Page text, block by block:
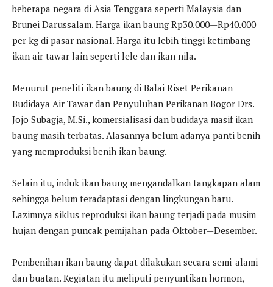
beberapa negara di Asia Tenggara seperti Malaysia dan
Brunei Darussalam. Harga ikan baung Rp30.000—Rp40.000
per kg di pasar nasional. Harga itu lebih tinggi ketimbang
ikan air tawar lain seperti lele dan ikan nila.
Menurut peneliti ikan baung di Balai Riset Perikanan
Budidaya Air Tawar dan Penyuluhan Perikanan Bogor Drs.
Jojo Subagja, M.Si., komersialisasi dan budidaya masif ikan
baung masih terbatas. Alasannya belum adanya panti benih
yang memproduksi benih ikan baung.
Selain itu, induk ikan baung mengandalkan tangkapan alam
sehingga belum teradaptasi dengan lingkungan baru.
Lazimnya siklus reproduksi ikan baung terjadi pada musim
hujan dengan puncak pemijahan pada Oktober—Desember.
Pembenihan ikan baung dapat dilakukan secara semi-alami
dan buatan. Kegiatan itu meliputi penyuntikan hormon,